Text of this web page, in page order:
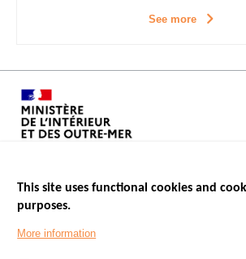
See more
Footer
This site uses functional cookies and
purposes.
More information